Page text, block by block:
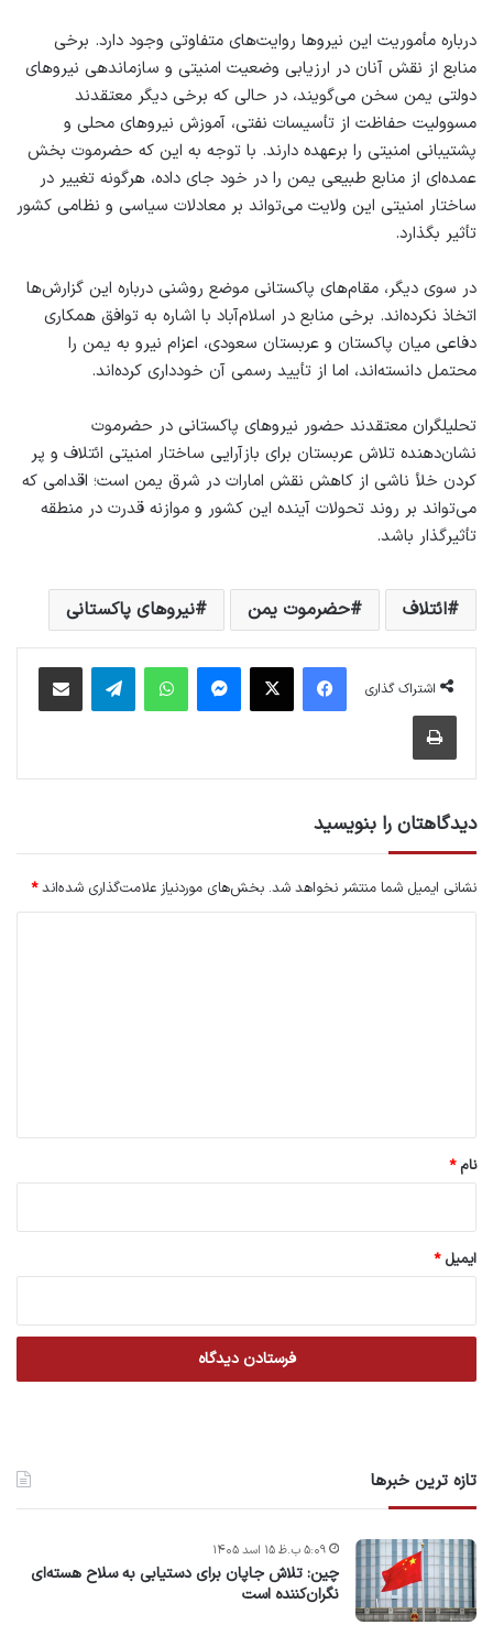
درباره مأموریت این نیروها روایت‌های متفاوتی وجود دارد. برخی
منابع از نقش آنان در ارزیابی وضعیت امنیتی و سازماندهی نیروهای
دولتی یمن سخن می‌گویند، در حالی که برخی دیگر معتقدند
مسوولیت حفاظت از تأسیسات نفتی، آموزش نیروهای محلی و
پشتیبانی امنیتی را برعهده دارند. با توجه به این که حضرموت بخش
عمده‌ای از منابع طبیعی یمن را در خود جای داده، هرگونه تغییر در
ساختار امنیتی این ولایت می‌تواند بر معادلات سیاسی و نظامی کشور
تأثیر بگذارد.
در سوی دیگر، مقام‌های پاکستانی موضع روشنی درباره این گزارش‌ها
اتخاذ نکرده‌اند. برخی منابع در اسلام‌آباد با اشاره به توافق همکاری
دفاعی میان پاکستان و عربستان سعودی، اعزام نیرو به یمن را
محتمل دانسته‌اند، اما از تأیید رسمی آن خودداری کرده‌اند.
تحلیلگران معتقدند حضور نیروهای پاکستانی در حضرموت
نشان‌دهنده تلاش عربستان برای بازآرایی ساختار امنیتی ائتلاف و پر
کردن خلأ ناشی از کاهش نقش امارات در شرق یمن است؛ اقدامی که
می‌تواند بر روند تحولات آینده این کشور و موازنه قدرت در منطقه
تأثیرگذار باشد.
ائتلاف حضرموت یمن نیروهای پاکستانی
اشتراک گذاری
فیس بوک X پیام رسان واتس آپ تلگرام اشتراک گذاری از طریق ایمیل
چاپ
دیدگاهتان را بنویسید
نشانی ایمیل شما منتشر نخواهد شد. بخش‌های موردنیاز علامت‌گذاری شده‌اند*
نام*
ایمیل*
تازه ترین خبرها
چین: تلاش جاپان برای دستیابی به سلاح هسته‌ای
نگران‌کننده است
۵:۰۹ ب.ظ ۱۵ اسد ۱۴۰۵